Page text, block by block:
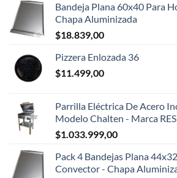
Bandeja Plana 60x40 Para
Chapa Aluminizada
$18.839,00
Pizzera Enlozada 36
$11.499,00
Parrilla Eléctrica De Acero
Modelo Chalten - Marca
$1.033.999,00
Pack 4 Bandejas Plana
Convector - Chapa